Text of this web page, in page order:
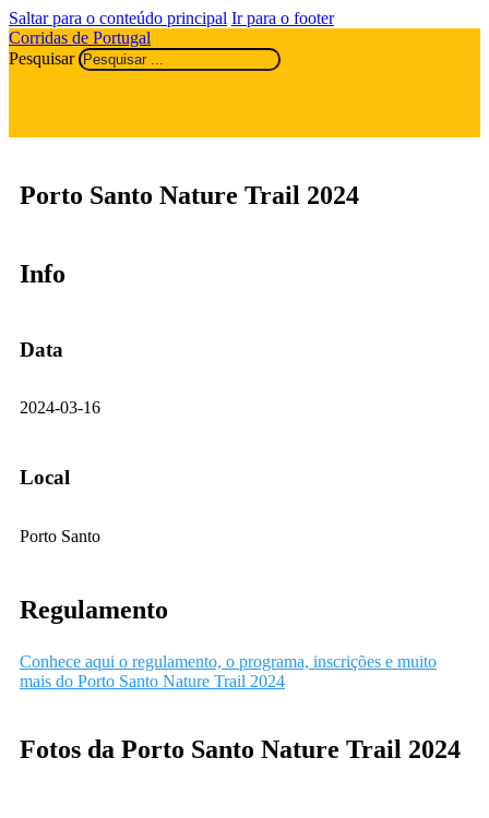
Saltar para o conteúdo principal Ir para o footer
Corridas de Portugal
Pesquisar
Porto Santo Nature Trail 2024
Info
Data
2024-03-16
Local
Porto Santo
Regulamento
Conhece aqui o regulamento, o programa, inscrições e muito
mais do Porto Santo Nature Trail 2024
Fotos da Porto Santo Nature Trail 2024